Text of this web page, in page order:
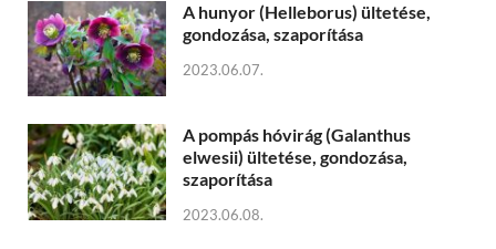
A hunyor (Helleborus) ültetése,
gondozása, szaporítása
2023.06.07.
A pompás hóvirág (Galanthus
elwesii) ültetése, gondozása,
szaporítása
2023.06.08.